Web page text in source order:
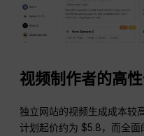
视频制作者的高
独立网站的视频生成成本较
计划起价约为 $5.8，而全